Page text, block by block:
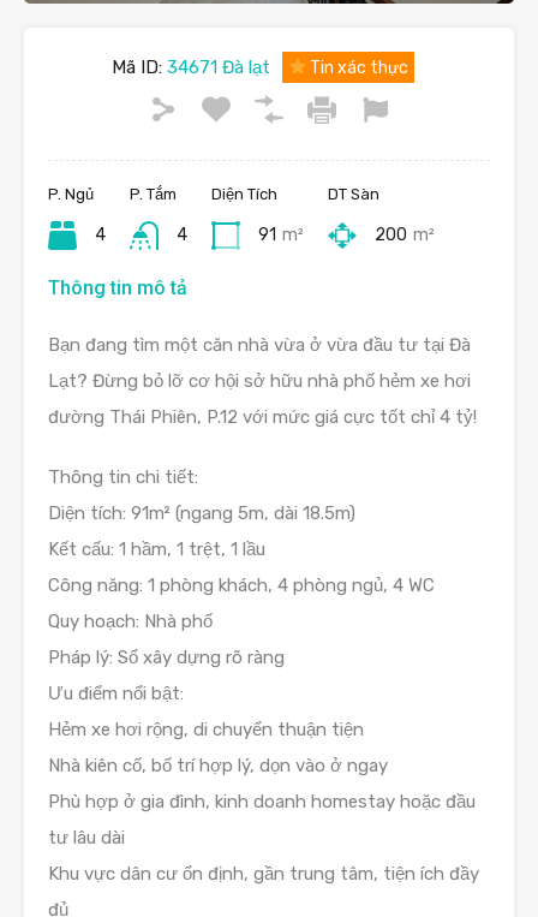
Mã ID:34671 Đà lạt Tin xác thực
P. Ngủ
4
P. Tắm
4
Diện Tích
91 m²
DT Sàn
200 m²
Thông tin mô tả
Bạn đang tìm một căn nhà vừa ở vừa đầu tư tại Đà
Lạt? Đừng bỏ lỡ cơ hội sở hữu nhà phố hẻm xe hơi
đường Thái Phiên, P.12 với mức giá cực tốt chỉ 4 tỷ!
Thông tin chi tiết:
Diện tích: 91m² (ngang 5m, dài 18.5m)
Kết cấu: 1 hầm, 1 trệt, 1 lầu
Công năng: 1 phòng khách, 4 phòng ngủ, 4 WC
Quy hoạch: Nhà phố
Pháp lý: Sổ xây dựng rõ ràng
Ưu điểm nổi bật:
Hẻm xe hơi rộng, di chuyển thuận tiện
Nhà kiên cố, bố trí hợp lý, dọn vào ở ngay
Phù hợp ở gia đình, kinh doanh homestay hoặc đầu
tư lâu dài
Khu vực dân cư ổn định, gần trung tâm, tiện ích đầy
đủ